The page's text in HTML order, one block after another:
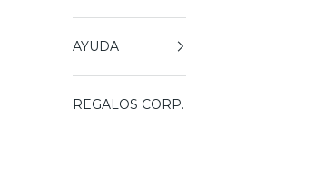
AYUDA
REGALOS CORP.